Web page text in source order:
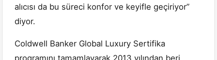
alıcısı da bu süreci konfor ve keyifle geçiriyor”
diyor.
Coldwell Banker Global Luxury Sertifika